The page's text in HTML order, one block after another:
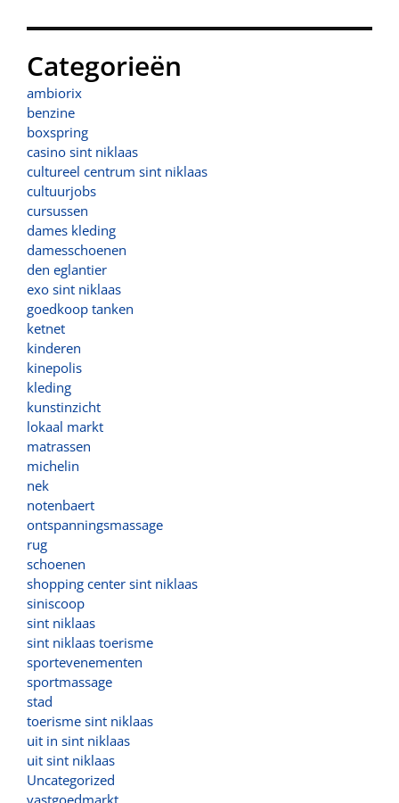
Categorieën
ambiorix
benzine
boxspring
casino sint niklaas
cultureel centrum sint niklaas
cultuurjobs
cursussen
dames kleding
damesschoenen
den eglantier
exo sint niklaas
goedkoop tanken
ketnet
kinderen
kinepolis
kleding
kunstinzicht
lokaal markt
matrassen
michelin
nek
notenbaert
ontspanningsmassage
rug
schoenen
shopping center sint niklaas
siniscoop
sint niklaas
sint niklaas toerisme
sportevenementen
sportmassage
stad
toerisme sint niklaas
uit in sint niklaas
uit sint niklaas
Uncategorized
vastgoedmarkt